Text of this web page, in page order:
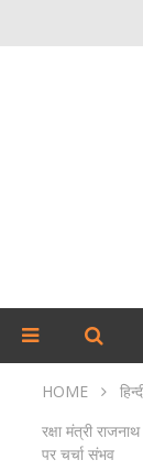
HOME
रक्षा मंत्री
पर चर्चा संभव